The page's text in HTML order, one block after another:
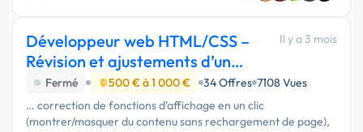
Développeur web HTML/CSS –
Révision et ajustements d’un
blog existant
Il y a 3 mois
Fermé 500 € à 1 000 € 34 Offres 7108 Vues
… correction de fonctions d’affichage en un clic
(montrer/masquer du contenu sans rechargement de page),